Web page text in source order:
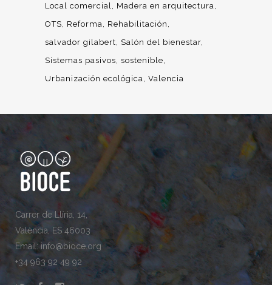
Local comercial
Madera en arquitectura
OTS
Reforma
Rehabilitación
salvador gilabert
Salón del bienestar
Sistemas pasivos sostenible
Urbanización ecológica Valencia
Carrer de Llíria, 14,
València, ES 46003
Email: info@bioce.org
+34 963 92 49 92